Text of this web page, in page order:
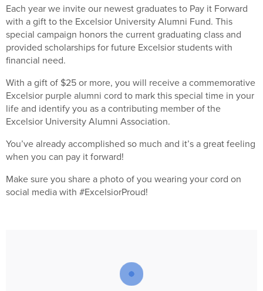
Each year we invite our newest graduates to Pay it Forward
with a gift to the Excelsior University Alumni Fund. This
special campaign honors the current graduating class and
provided scholarships for future Excelsior students with
financial need.
With a gift of $25 or more, you will receive a commemorative
Excelsior purple alumni cord to mark this special time in your
life and identify you as a contributing member of the
Excelsior University Alumni Association.
You’ve already accomplished so much and it’s a great feeling
when you can pay it forward!
Make sure you share a photo of you wearing your cord on
social media with #ExcelsiorProud!